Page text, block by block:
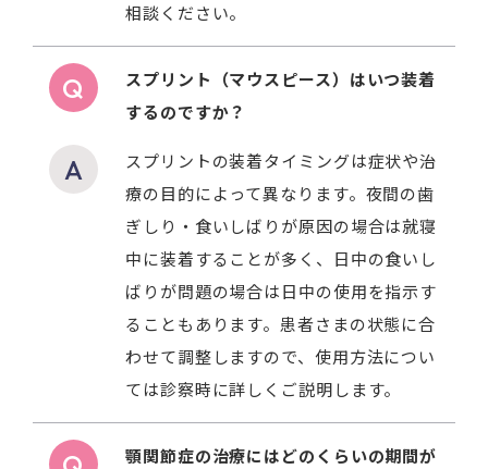
相談ください。
スプリント（マウスピース）はいつ装着
するのですか？
スプリントの装着タイミングは症状や治
療の目的によって異なります。夜間の歯
ぎしり・食いしばりが原因の場合は就寝
中に装着することが多く、日中の食いし
ばりが問題の場合は日中の使用を指示す
ることもあります。患者さまの状態に合
わせて調整しますので、使用方法につい
ては診察時に詳しくご説明します。
顎関節症の治療にはどのくらいの期間が